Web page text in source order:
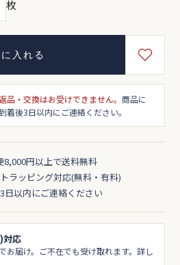
枚
入れる
品・交換はお受けできません。商品に
着後3日以内にご連絡ください。
8,000円以上で送料無料
ラッピング対応(無料・有料)
日以内にご連絡ください
対応
お届け。ご不在でも受け取れます。詳し